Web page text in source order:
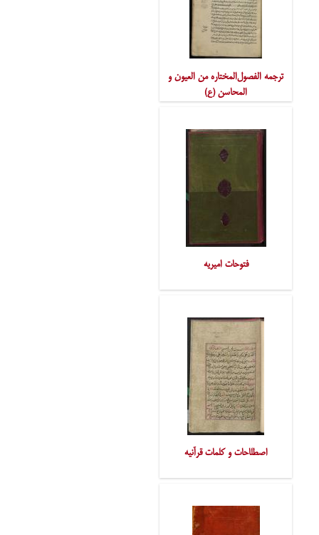
ترجمه الفصول‌المختاره من العیون و
المحاسن (ع)
فتوحات امیریه
اصطلاحات و کلمات قرآنیه